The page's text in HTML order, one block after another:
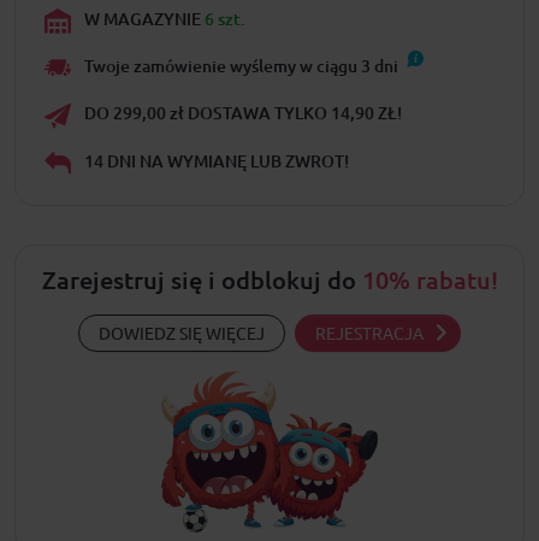
W MAGAZYNIE 6 szt.
Twoje zamówienie wyślemy w ciągu 3 dni
DO 299,00 zł DOSTAWA TYLKO 14,90 ZŁ!
14 DNI NA WYMIANĘ LUB ZWROT!
Zarejestruj się i odblokuj do 10% rabatu!
DOWIEDZ SIĘ WIĘCEJ REJESTRACJA